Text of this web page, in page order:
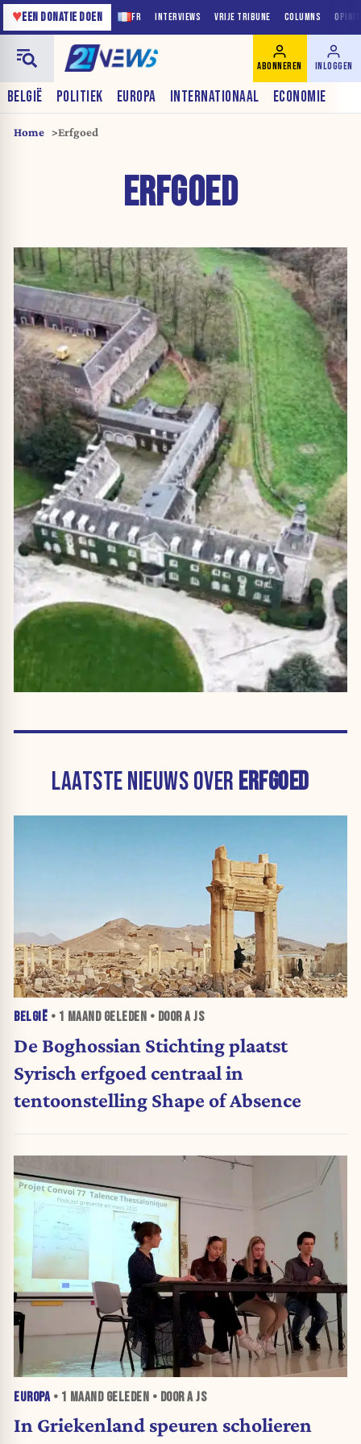
FR INTERVIEWS VRIJE TRIBUNE COLUMNS
♥EEN DONATIE DOEN
BELGIË POLITIEK EUROPA INTERNATIONAAL ECONOMIE
ABONNEREN INLOGGEN
Home Erfgoed
ERFGOED
LAATSTE NIEUWS OVER ERFGOED
BELGIË • 1 MAANDGELEDEN • DOOR A JS
De Boghossian Stichting plaatst
Syrisch erfgoed centraal in
tentoonstelling Shape of Absence
EUROPA• 1 MAANDGELEDEN • DOOR A JS
In Griekenland speuren scholieren